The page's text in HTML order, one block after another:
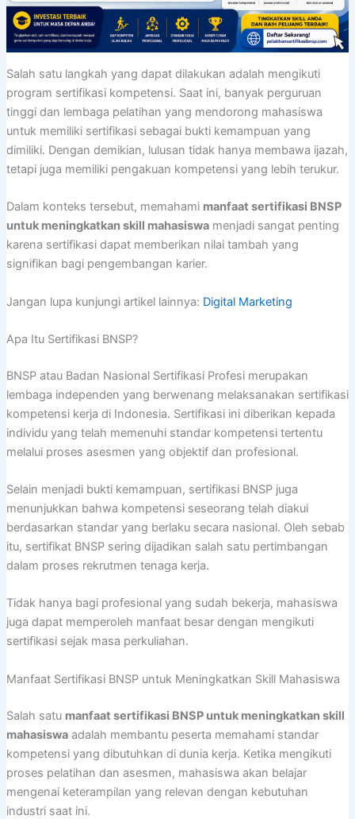
Salah satu langkah yang dapat dilakukan adalah mengikuti
program sertifikasi kompetensi. Saat ini, banyak perguruan
tinggi dan lembaga pelatihan yang mendorong mahasiswa
untuk memiliki sertifikasi sebagai bukti kemampuan yang
dimiliki. Dengan demikian, lulusan tidak hanya membawa ijazah,
tetapi juga memiliki pengakuan kompetensi yang lebih terukur.
Dalam konteks tersebut, memahami manfaat sertifikasi BNSP
untuk meningkatkan skill mahasiswamenjadi sangat penting
karena sertifikasi dapat memberikan nilai tambah yang
signifikan bagi pengembangan karier.
Jangan lupa kunjungi artikel lainnya: Digital Marketing
Apa Itu Sertifikasi BNSP?
BNSP atau Badan Nasional Sertifikasi Profesi merupakan
lembaga independen yang berwenang melaksanakan sertifikasi
kompetensi kerja di Indonesia. Sertifikasi ini diberikan kepada
individu yang telah memenuhi standar kompetensi tertentu
melalui proses asesmen yang objektif dan profesional.
Selain menjadi bukti kemampuan, sertifikasi BNSP juga
menunjukkan bahwa kompetensi seseorang telah diakui
berdasarkan standar yang berlaku secara nasional. Oleh sebab
itu, sertifikat BNSP sering dijadikan salah satu pertimbangan
dalam proses rekrutmen tenaga kerja.
Tidak hanya bagi profesional yang sudah bekerja, mahasiswa
juga dapat memperoleh manfaat besar dengan mengikuti
sertifikasi sejak masa perkuliahan.
Manfaat Sertifikasi BNSP untuk Meningkatkan Skill Mahasiswa
Salah satu manfaat sertifikasi BNSP untuk meningkatkan skill
mahasiswaadalah membantu peserta memahami standar
kompetensi yang dibutuhkan di dunia kerja. Ketika mengikuti
proses pelatihan dan asesmen, mahasiswa akan belajar
mengenai keterampilan yang relevan dengan kebutuhan
industri saat ini.